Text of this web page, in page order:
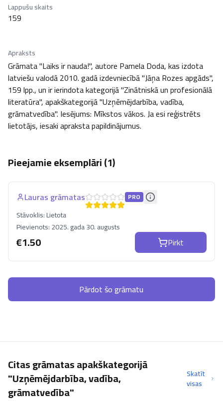
Lappušu skaits
159
Apraksts
Grāmata "Laiks ir nauda!", autore Pamela Doda, kas izdota
latviešu valodā 2010. gadā izdevniecībā "Jāņa Rozes apgāds",
159 lpp., un ir ierindota kategorijā "Zinātniskā un profesionālā
literatūra", apakškategorijā "Uzņēmējdarbība, vadība,
grāmatvedība". Iesējums: Mīkstos vākos. Ja esi reģistrēts
lietotājs, iesaki apraksta papildinājumus.
Pieejamie eksemplāri (1)
Lauras grāmatas PRO
Stāvoklis:Lietota
Pievienots:2025. gada 30. augusts
€1.50 Pirkt
Pārdot šo grāmatu
Citas grāmatas apakškategorijā
"Uzņēmējdarbība, vadība,
grāmatvedība"
Skatīt
visas